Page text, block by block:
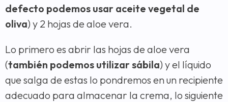
defecto podemos usar aceite vegetal de
oliva) y 2 hojas de aloe vera.
Lo primero es abrir las hojas de aloe vera
(también podemos utilizar sábila) y el líquido
que salga de estas lo pondremos en un recipiente
adecuado para almacenar la crema, lo siguiente